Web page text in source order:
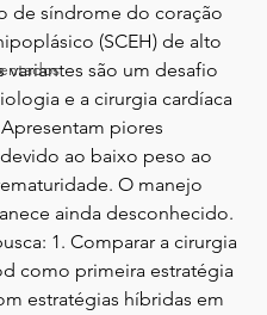
de síndrome do coração
(SCEH) de alto
variantes são um desafio
e a cirurgia cardíaca
piores
ao baixo peso ao
O manejo
ainda desconhecido.
1. Comparar a cirurgia
como primeira estratégia
estratégias híbridas em